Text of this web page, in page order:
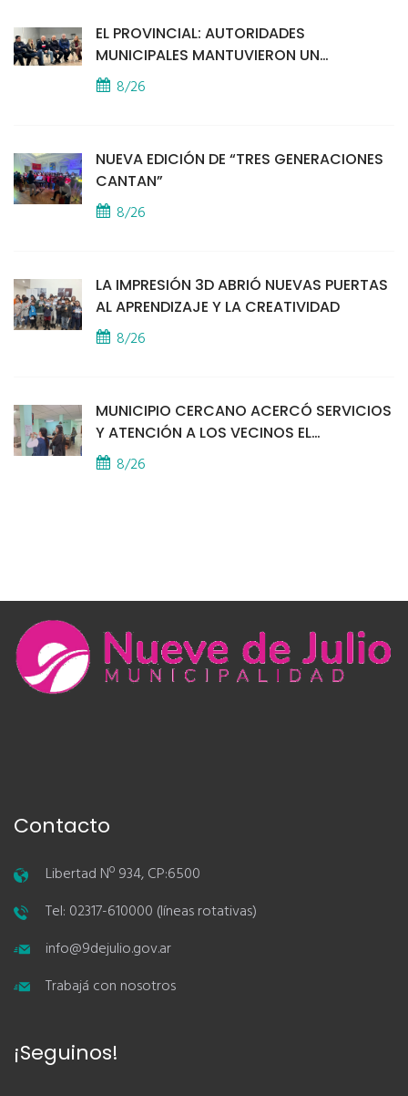
EL PROVINCIAL: AUTORIDADES
MUNICIPALES MANTUVIERON UN
ENCUENTRO CON VECINOS POR LA
SEGURIDAD
8/26
NUEVA EDICIÓN DE “TRES GENERACIONES
CANTAN”
8/26
LA IMPRESIÓN 3D ABRIÓ NUEVAS PUERTAS
AL APRENDIZAJE Y LA CREATIVIDAD
8/26
MUNICIPIO CERCANO ACERCÓ SERVICIOS
Y ATENCIÓN A LOS VECINOS EL
PROVINCIAL
8/26
Contacto
Libertad Nº 934, CP:6500
Tel: 02317-610000 (líneas rotativas)
info@9dejulio.gov.ar
Trabajá con nosotros
¡Seguinos!